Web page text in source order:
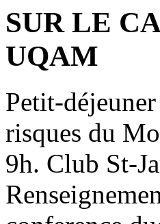
SUR LE
UQAM
Petit-
risques du
9h. Club St-